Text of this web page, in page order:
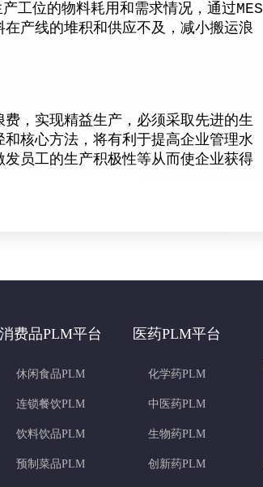
工位的物料耗用和需求情况，通过MES
产线的堆积和供应不及，减小搬运浪
，实现精益生产，必须采取先进的生
核心方法，将有利于提高企业管理水
员工的生产积极性等从而使企业获得
消费品PLM平台
休闲食品PLM
连锁餐饮PLM
饮料饮品PLM
预制菜品PLM
医药PLM平台
化学药PLM
中医药PLM
生物药PLM
创新药PLM